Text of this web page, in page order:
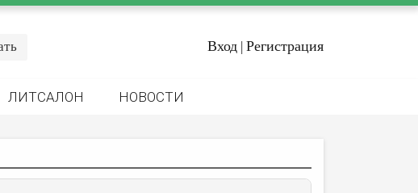
Вход | Регистрация
ЛИТСАЛОН НОВОСТИ